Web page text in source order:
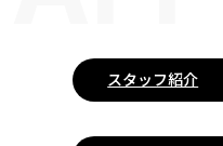
スタッフ紹介